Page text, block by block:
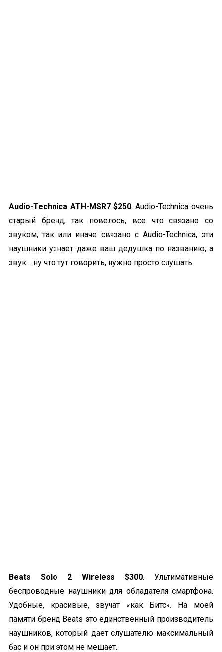
Audio-Technica ATH-MSR7 $250. Audio-Technica очень
старый бренд, так повелось, все что связано со
звуком, так или иначе связано с Audio-Technica, эти
наушники узнает даже ваш дедушка по названию, а
звук… ну что тут говорить, нужно просто слушать.
Beats Solo 2 Wireless $300. Ультимативные
беспроводные наушники для обладателя смартфона.
Удобные, красивые, звучат «как Битс». На моей
памяти бренд Beats это единственный производитель
наушников, который дает слушателю максимальный
бас и он при этом не мешает.